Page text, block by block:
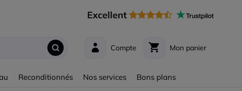
Excellent
Compte Mon panier
Reconditionnés Nos services Bons plans